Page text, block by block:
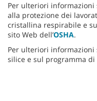
Per ulteriori informazioni
alla protezione dei
cristallina respirabile e
sito Web dell’OSHA.
Per ulteriori
silice e sul programma